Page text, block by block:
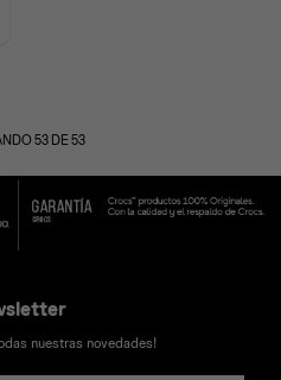
53DE53
nuestras novedades!